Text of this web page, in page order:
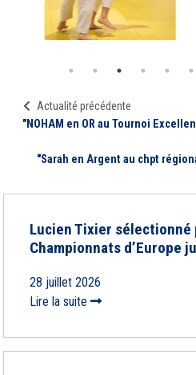
Actualité précédente
"NOHAM en OR au Tournoi
"Sarah en Argent au chpt
Lucien Tixier sélectionné
Championnats d’Europe
28 juillet 2026
Lire la suite